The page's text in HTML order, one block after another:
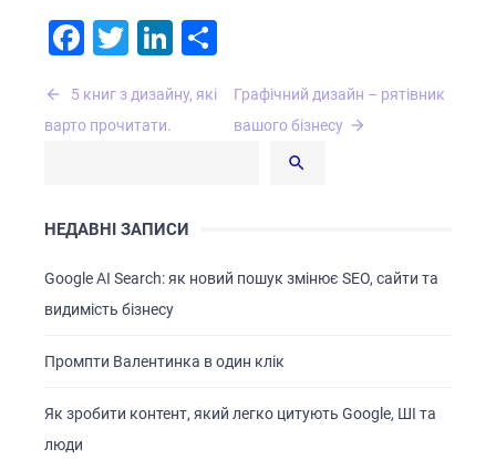
Facebook
TwitterLinkedIn
Навігація
записів
5 книг з дизайну, які
варто прочитати.
Графічний дизайн – рятівник
вашого бізнесу
НЕДАВНІ ЗАПИСИ
Google AI Search: як новий пошук змінює SEO, сайти та
видимість бізнесу
Промпти Валентинка в один клік
Як зробити контент, який легко цитують Google, ШІ та
люди